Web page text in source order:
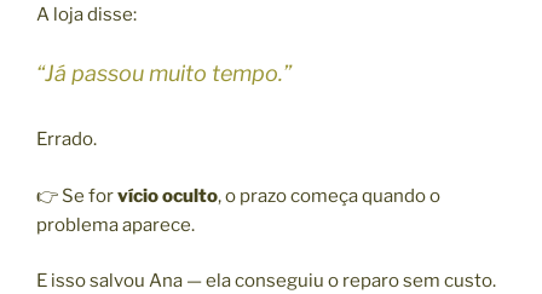
A loja disse:
“Já passou muito tempo.”
Errado.
👉 Se forvício oculto, o prazo começa quando o
problema aparece.
E isso salvou Ana — ela conseguiu o reparo sem custo.